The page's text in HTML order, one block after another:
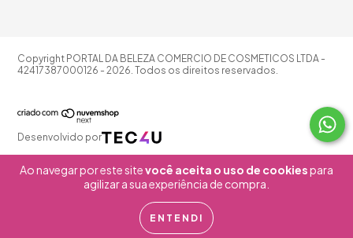
Ao navegar por este sitevocê aceita o uso de cookiespara
agilizar a sua experiência de compra.
ENTENDI
Copyright PORTAL DA BELEZA COMERCIO DE COSMETICOS LTDA -
42417387000126 - 2026. Todos os direitos reservados.
Desenvolvido por